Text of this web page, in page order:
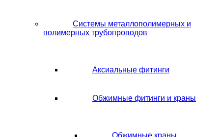
Системы металлополимерных и
полимерных трубопроводов
Аксиальные фитинги
Обжимные фитинги и краны
Обжимные краны